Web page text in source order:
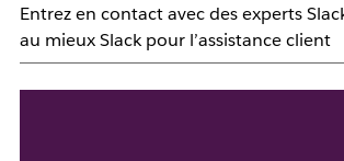
Entrez en contact avec des experts
au mieux Slack pour l’assistance client